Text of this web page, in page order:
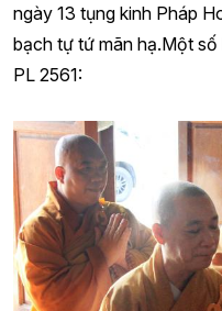
ngày 13 tụng kinh Pháp
bạch tự tứ mãn hạ.Một số
PL 2561: